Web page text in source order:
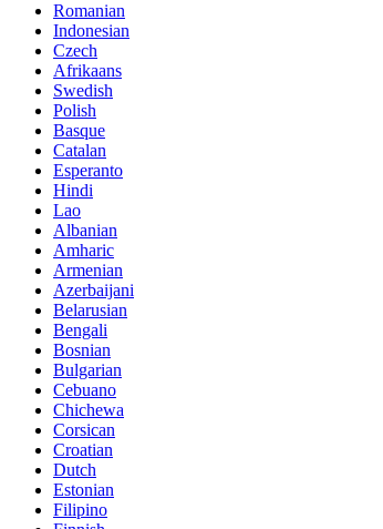
Romanian
Indonesian
Czech
Afrikaans
Swedish
Polish
Basque
Catalan
Esperanto
Hindi
Lao
Albanian
Amharic
Armenian
Azerbaijani
Belarusian
Bengali
Bosnian
Bulgarian
Cebuano
Chichewa
Corsican
Croatian
Dutch
Estonian
Filipino